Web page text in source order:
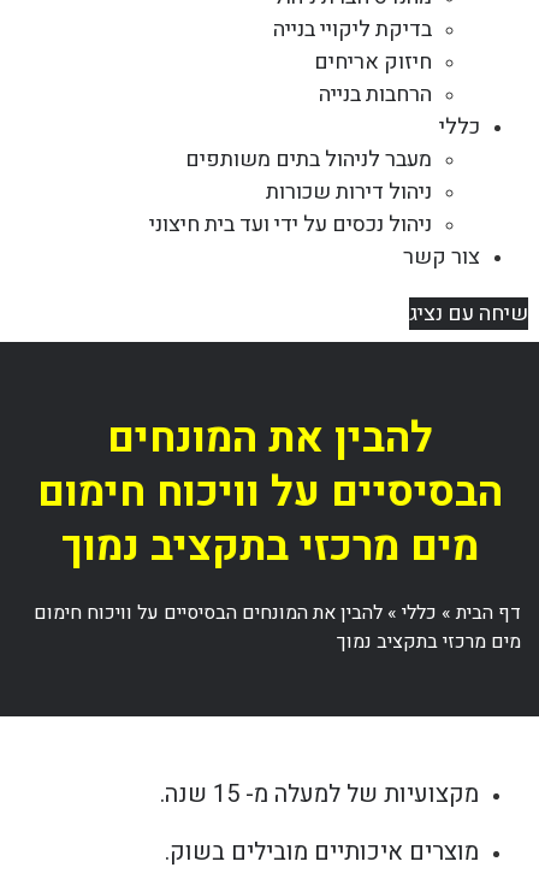
בדיקת ליקויי בנייה
חיזוק אריחים
הרחבות בנייה
כללי
מעבר לניהול בתים משותפים
ניהול דירות שכורות
ניהול נכסים על ידי ועד בית חיצוני
צור קשר
שיחה עם נציג
להבין את המונחים
הבסיסיים על וויכוח חימום
מים מרכזי בתקציב נמוך
דף הבית» כללי» להבין את המונחים הבסיסיים על וויכוח חימום
מים מרכזי בתקציב נמוך
מקצועיות של למעלה מ- 15 שנה.
מוצרים איכותיים מובילים בשוק.